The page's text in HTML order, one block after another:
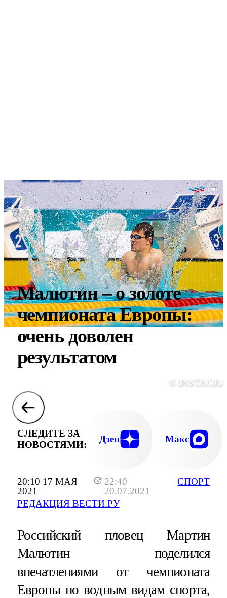
20:10 17 МАЯ
2021
22:40
20.07.2021
РЕДАКЦИЯ ВЕСТИ.РУ
СПОРТ
Малютин – о золоте
чемпионата Европы:
очень доволен
результатом
©
СЛЕДИТЕ ЗА
НОВОСТЯМИ:
Дзен Макс
Российский пловец Мартин
Малютин поделился
впечатлениями от чемпионата
Европы по водным видам спорта,